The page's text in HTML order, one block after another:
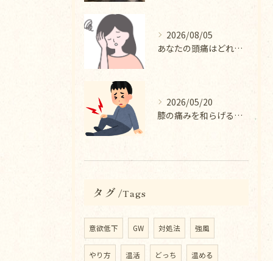
2026/08/05
あなたの頭痛はどれにあてはまりますか？
2026/05/20
膝の痛みを和らげる整体院の施術内容
タグ Tags
意欲低下 GW 対処法 強風
やり方 温活 どっち 温める